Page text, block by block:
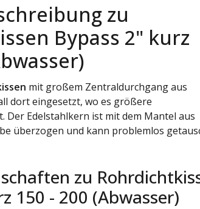
zu
Bypass 2" kurz
mit großem Zentraldurchgang aus
dort eingesetzt, wo es größere
Der Edelstahlkern ist mit dem Mantel aus
überzogen und kann problemlos
zu
150 - 200 (Abwasser)